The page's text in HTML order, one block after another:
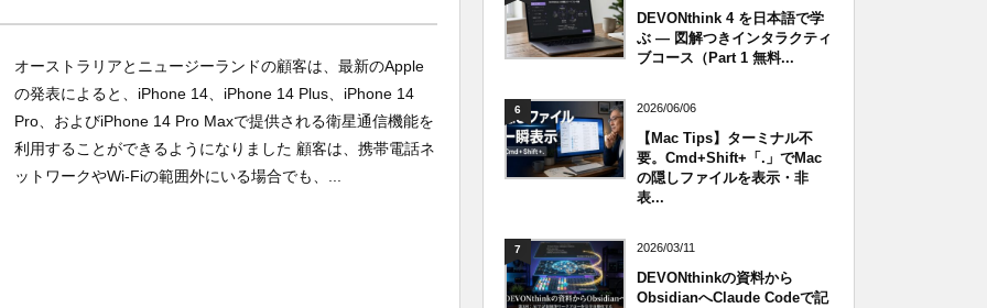
オーストラリアとニュージーランドの顧客は、最新のApple
の発表によると、iPhone 14、iPhone 14 Plus、iPhone 14
Pro、およびiPhone 14 Pro Maxで提供される衛星通信機能を
利用することができるようになりました 顧客は、携帯電話ネ
ットワークやWi-Fiの範囲外にいる場合でも、...
DEVONthink 4 を日本語で学
ぶ — 図解つきインタラクティ
ブコース（Part 1 無料...
6 2026/06/06
【Mac Tips】ターミナル不
要。Cmd+Shift+「.」でMac
の隠しファイルを表示・非
表...
7 2026/03/11
DEVONthinkの資料から
ObsidianへClaude Codeで記